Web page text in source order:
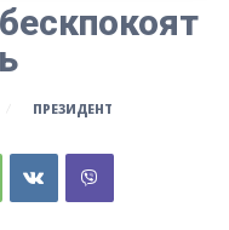
ПРЕЗИДЕНТ